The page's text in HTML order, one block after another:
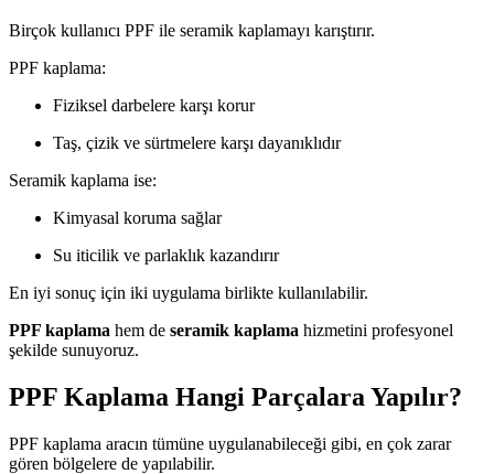
Birçok kullanıcı PPF ile seramik kaplamayı karıştırır.
PPF kaplama:
Fiziksel darbelere karşı korur
Taş, çizik ve sürtmelere karşı dayanıklıdır
Seramik kaplama ise:
Kimyasal koruma sağlar
Su iticilik ve parlaklık kazandırır
En iyi sonuç için iki uygulama birlikte kullanılabilir.
PPF kaplama hem de seramik kaplama hizmetini profesyonel
şekilde sunuyoruz.
PPF Kaplama Hangi Parçalara Yapılır?
PPF kaplama aracın tümüne uygulanabileceği gibi, en çok zarar
gören bölgelere de yapılabilir.